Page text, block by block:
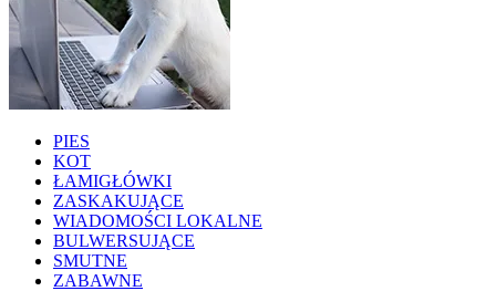
PIES
KOT
ŁAMIGŁÓWKI
ZASKAKUJĄCE
WIADOMOŚCI LOKALNE
BULWERSUJĄCE
SMUTNE
ZABAWNE